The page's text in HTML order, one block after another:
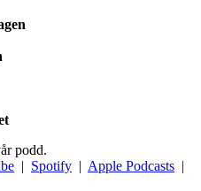
podd.
| Spotify | Apple Podcasts |